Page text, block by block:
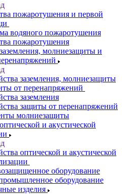
пожаротушения и первой
водяного пожаротушения
пожаротушения
молниезащиты и
заземления, молниезащиты
от перенапряжений
заземления
защиты от перенапряжений
молниезащиты
и акустической
оптической и акустической
оборудование
оборудование
изделия